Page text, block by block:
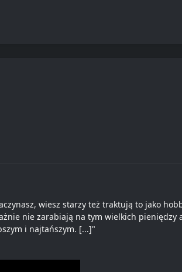
wiesz starzy też traktują to jako
nie zarabiają na tym wielkich pieniędzy
i najtańszym. [...]"